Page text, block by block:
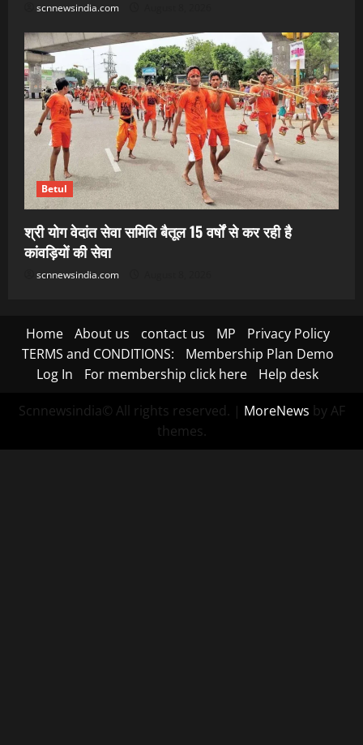
scnnewsindia.com
Betul
श्री योग वेदांत सेवा समिति बैतूल 15 वर्षों से कर रही है
कांवड़ियों की सेवा
scnnewsindia.com
Home About us contact us MP
Privacy Policy
TERMS and CONDITIONS:
Membership Plan Demo
Log In
For membership click here Help desk
Scnnewsindia© All rights reserved. | MoreNews by AF
themes.